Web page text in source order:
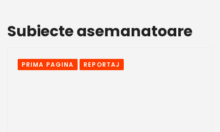
Subiecte asemanatoare
PRIMA PAGINA REPORTAJ